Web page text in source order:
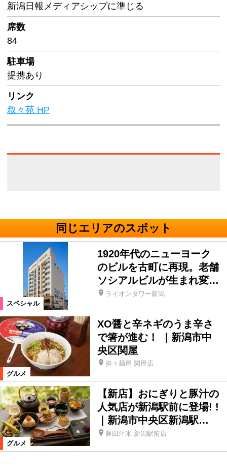
新潟日報メディアシップに準じる
席数
84
駐車場
提携あり
リンク
叙々苑 HP
同じエリアのスポット
スペシャル
1920年代のニューヨーク
のビルを古町に再現。老舗
ソシアルビルが生まれ変…
ライオンタワー新潟
グルメ
XO醤と辛ネギのうま辛さ
で箸が進む！ ｜新潟市中
央区関屋
担々麺屋 関屋店
グルメ
【新店】おにぎりと豚汁の
人気店が新潟駅前に登場! !
｜新潟市中央区新潟駅…
豚田汁米 新潟駅前店